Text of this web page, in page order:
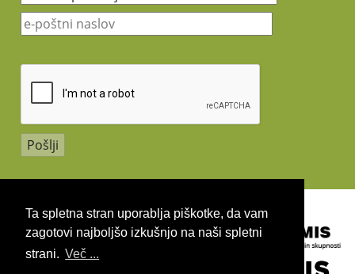
Ta spletna stran uporablja piškotke, da vam
zagotovi najboljšo izkušnjo na naši spletni
strani. Več ...